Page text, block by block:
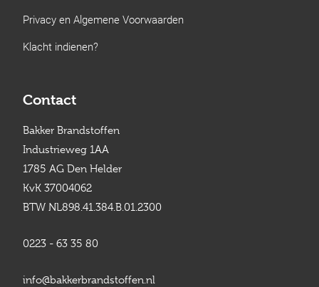
Privacy en Algemene Voorwaarden
Klacht indienen?
Contact
Bakker Brandstoffen
Industrieweg 1AA
1785 AG Den Helder
KvK 37004062
BTW NL898.41.384.B.01.2300
0223 - 63 35 80
info@bakkerbrandstoffen.nl